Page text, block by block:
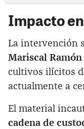
Impacto
La intervención
Mariscal
cultivos ilícitos
actualmente a
El material
cadena de